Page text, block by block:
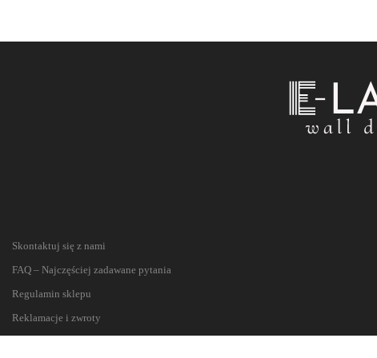
Skontaktuj się z nami
FAQ – Najczęściej zadawane pytania
Regulamin sklepu
Reklamacje i zwroty